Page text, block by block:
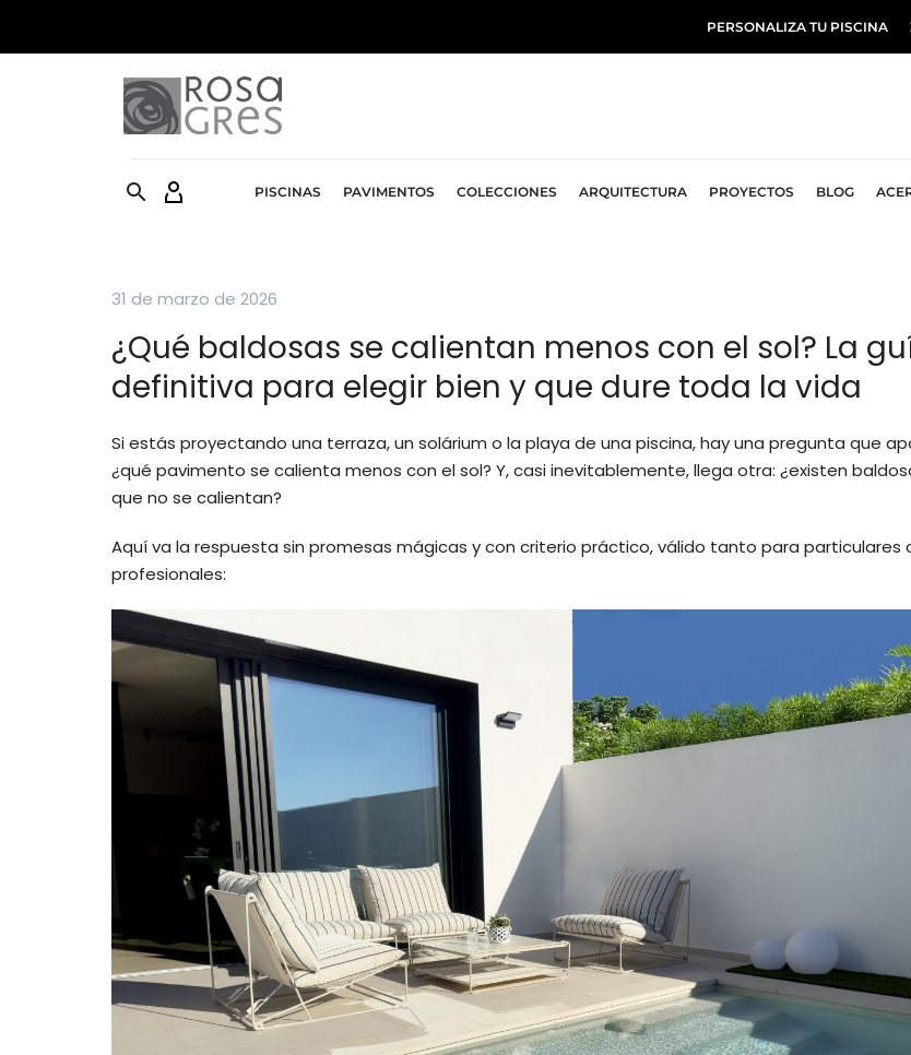
PERSONALIZA TU PISCINA

 PISCINAS PAVIMENTOS COLECCIONES ARQUITECTURA PROYECTOS BLOG
31 de marzo de 2026
¿Qué baldosas se calientan menos con el sol? La
definitiva para elegir bien y que dure toda la vida
Si estás proyectando una terraza, un solárium o la playa de una piscina, hay una pregunta que
¿qué pavimento se calienta menos con el sol? Y, casi inevitablemente, llega otra: ¿existen
que no se calientan?
Aquí va la respuesta sin promesas mágicas y con criterio práctico, válido tanto para particulares
profesionales: